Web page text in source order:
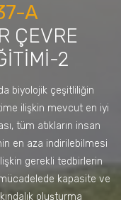
A
ÇEVRE
2
biyolojik çeşitliliğin
ilişkin mevcut en iyi
tüm atıkların insan
en aza indirilebilmesi
gerekli tedbirlerin
kapasite ve
oluşturma